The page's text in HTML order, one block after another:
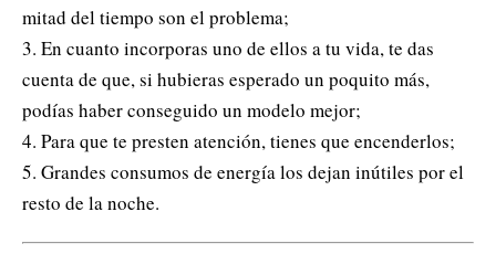
mitad del tiempo son el problema;
3. En cuanto incorporas uno de ellos a tu vida, te das
cuenta de que, si hubieras esperado un poquito más,
podías haber conseguido un modelo mejor;
4. Para que te presten atención, tienes que encenderlos;
5. Grandes consumos de energía los dejan inútiles por el
resto de la noche.